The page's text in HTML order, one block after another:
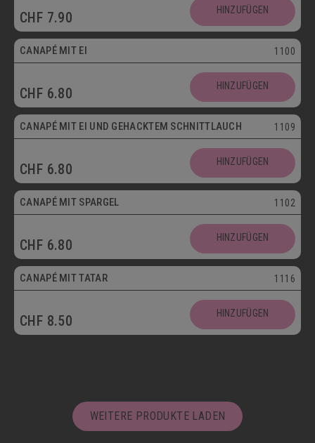
CHF 7.90 HINZUFÜGEN
Vegetarisch
CANAPÉ MIT EI 1100
CHF 6.80 HINZUFÜGEN
Vegetarisch
CANAPÉ MIT EI UND GEHACKTEM SCHNITTLAUCH 1109
CHF 6.80 HINZUFÜGEN
CANAPÉ MIT SPARGEL 1102
CHF 6.80 HINZUFÜGEN
CANAPÉ MIT TATAR 1116
CHF 8.50 HINZUFÜGEN
WEITERE PRODUKTE LADEN